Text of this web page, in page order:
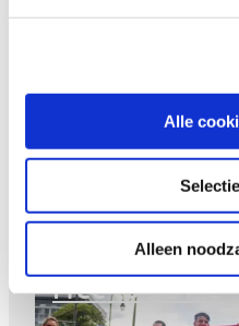
Alle
Alleen
Levis strijdt
Free to be Me